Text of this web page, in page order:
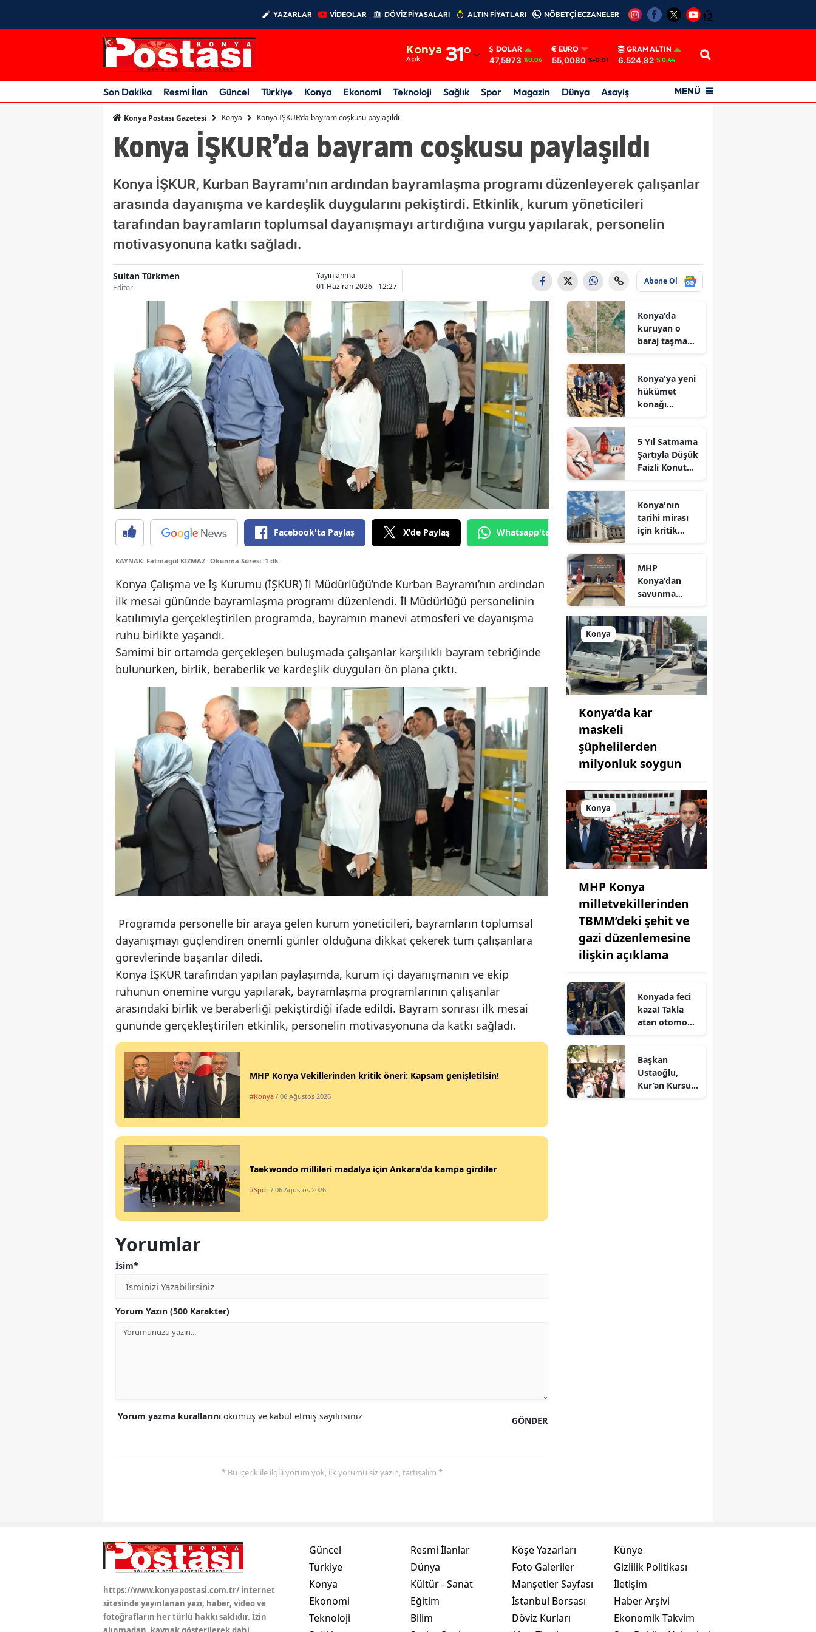
YAZARLAR VİDEOLAR DÖVİZ PİYASALARI ALTIN FİYATLARI NÖBETÇİ ECZANELER 12
Konya
Açık 31°
Adıyaman
Afyonkarahisar
Ankara
Antalya
Artvin
Bingöl
Bitlis
Bolu
Burdur
Bursa
Çanakkale
Çankırı
Çorum
Denizli
Diyarbakır
Elazığ
Erzincan
Eskişehir
Giresun
Gümüşhane
Hakkari
Hatay
Isparta
Mersin
İstanbul
İzmir
Kastamonu
Kırklareli
Kırşehir
Kocaeli
Kütahya
Manisa
Tekirdağ
Tunceli
Şanlıurfa
Uşak
Van
DOLAR
47,5973 %0.06
EURO
55,0080 %-0.01
GRAM ALTIN
6.524,82 % 0,44
Son Dakika Resmi İlan Güncel Türkiye Konya Ekonomi Teknoloji Sağlık Spor Magazin Dünya Asayiş MENÜ
Konya Postası Gazetesi Konya Konya İŞKUR’da bayram coşkusu paylaşıldı
Konya İŞKUR’da bayram coşkusu paylaşıldı
Konya İŞKUR, Kurban Bayramı'nın ardından bayramlaşma programı düzenleyerek çalışanlar
arasında dayanışma ve kardeşlik duygularını pekiştirdi. Etkinlik, kurum yöneticileri
tarafından bayramların toplumsal dayanışmayı artırdığına vurgu yapılarak, personelin
motivasyonuna katkı sağladı.
Sultan Türkmen
Editör
Yayınlanma
01 Haziran 2026 - 12:27
Abone Ol
Facebook'ta Paylaş X'de Paylaş Whatsapp'tan Gönder
KAYNAK: Fatmagül KIZMAZ Okunma Süresi: 1 dk
Konya Çalışma ve İş Kurumu (İŞKUR) İl Müdürlüğü’nde Kurban Bayramı’nın ardından
ilk mesai gününde bayramlaşma programı düzenlendi. İl Müdürlüğü personelinin
katılımıyla gerçekleştirilen programda, bayramın manevi atmosferi ve dayanışma
ruhu birlikte yaşandı.
Samimi bir ortamda gerçekleşen buluşmada çalışanlar karşılıklı bayram tebriğinde
bulunurken, birlik, beraberlik ve kardeşlik duyguları ön plana çıktı.
Programda personelle bir araya gelen kurum yöneticileri, bayramların toplumsal
dayanışmayı güçlendiren önemli günler olduğuna dikkat çekerek tüm çalışanlara
görevlerinde başarılar diledi.
Konya İŞKUR tarafından yapılan paylaşımda, kurum içi dayanışmanın ve ekip
ruhunun önemine vurgu yapılarak, bayramlaşma programlarının çalışanlar
arasındaki birlik ve beraberliği pekiştirdiği ifade edildi. Bayram sonrası ilk mesai
gününde gerçekleştirilen etkinlik, personelin motivasyonuna da katkı sağladı.
MHP Konya Vekillerinden kritik öneri: Kapsam genişletilsin!
#Konya / 06 Ağustos 2026
Taekwondo millileri madalya için Ankara'da kampa girdiler
#Spor / 06 Ağustos 2026
Yorumlar
İsim*
Yorum Yazın (500 Karakter)
GÖNDER
Yorum yazma kurallarını okumuş ve kabul etmiş sayılırsınız
* Bu içerik ile ilgili yorum yok, ilk yorumu siz yazın, tartışalım *
Konya'da
kuruyan o
baraj taşma
Konya'ya yeni
hükümet
konağı
5 Yıl Satmama
Şartıyla Düşük
Faizli Konut
Konya'nın
tarihi mirası
için kritik
açıklandı
MHP
Konya'dan
savunma
yeni hamle: İlk
toplantı
yapıldı!
Konya
Konya’da kar
maskeli
şüphelilerden
milyonluk soygun
Konya
MHP Konya
milletvekillerinden
TBMM’deki şehit ve
gazi düzenlemesine
ilişkin açıklama
Konyada feci
kaza! Takla
atan otomobil
Başkan
Ustaoğlu,
Kur’an Kursu
https://www.konyapostasi.com.tr/ internet
sitesinde yayınlanan yazı, haber, video ve
fotoğrafların her türlü hakkı saklıdır. İzin
Güncel
Türkiye
Konya
Ekonomi
Teknoloji
Resmi İlanlar
Dünya
Kültür - Sanat
Eğitim
Bilim
Köşe Yazarları
Foto Galeriler
Manşetler Sayfası
İstanbul Borsası
Döviz Kurları
Künye
Gizlilik Politikası
İletişim
Haber Arşivi
Ekonomik Takvim